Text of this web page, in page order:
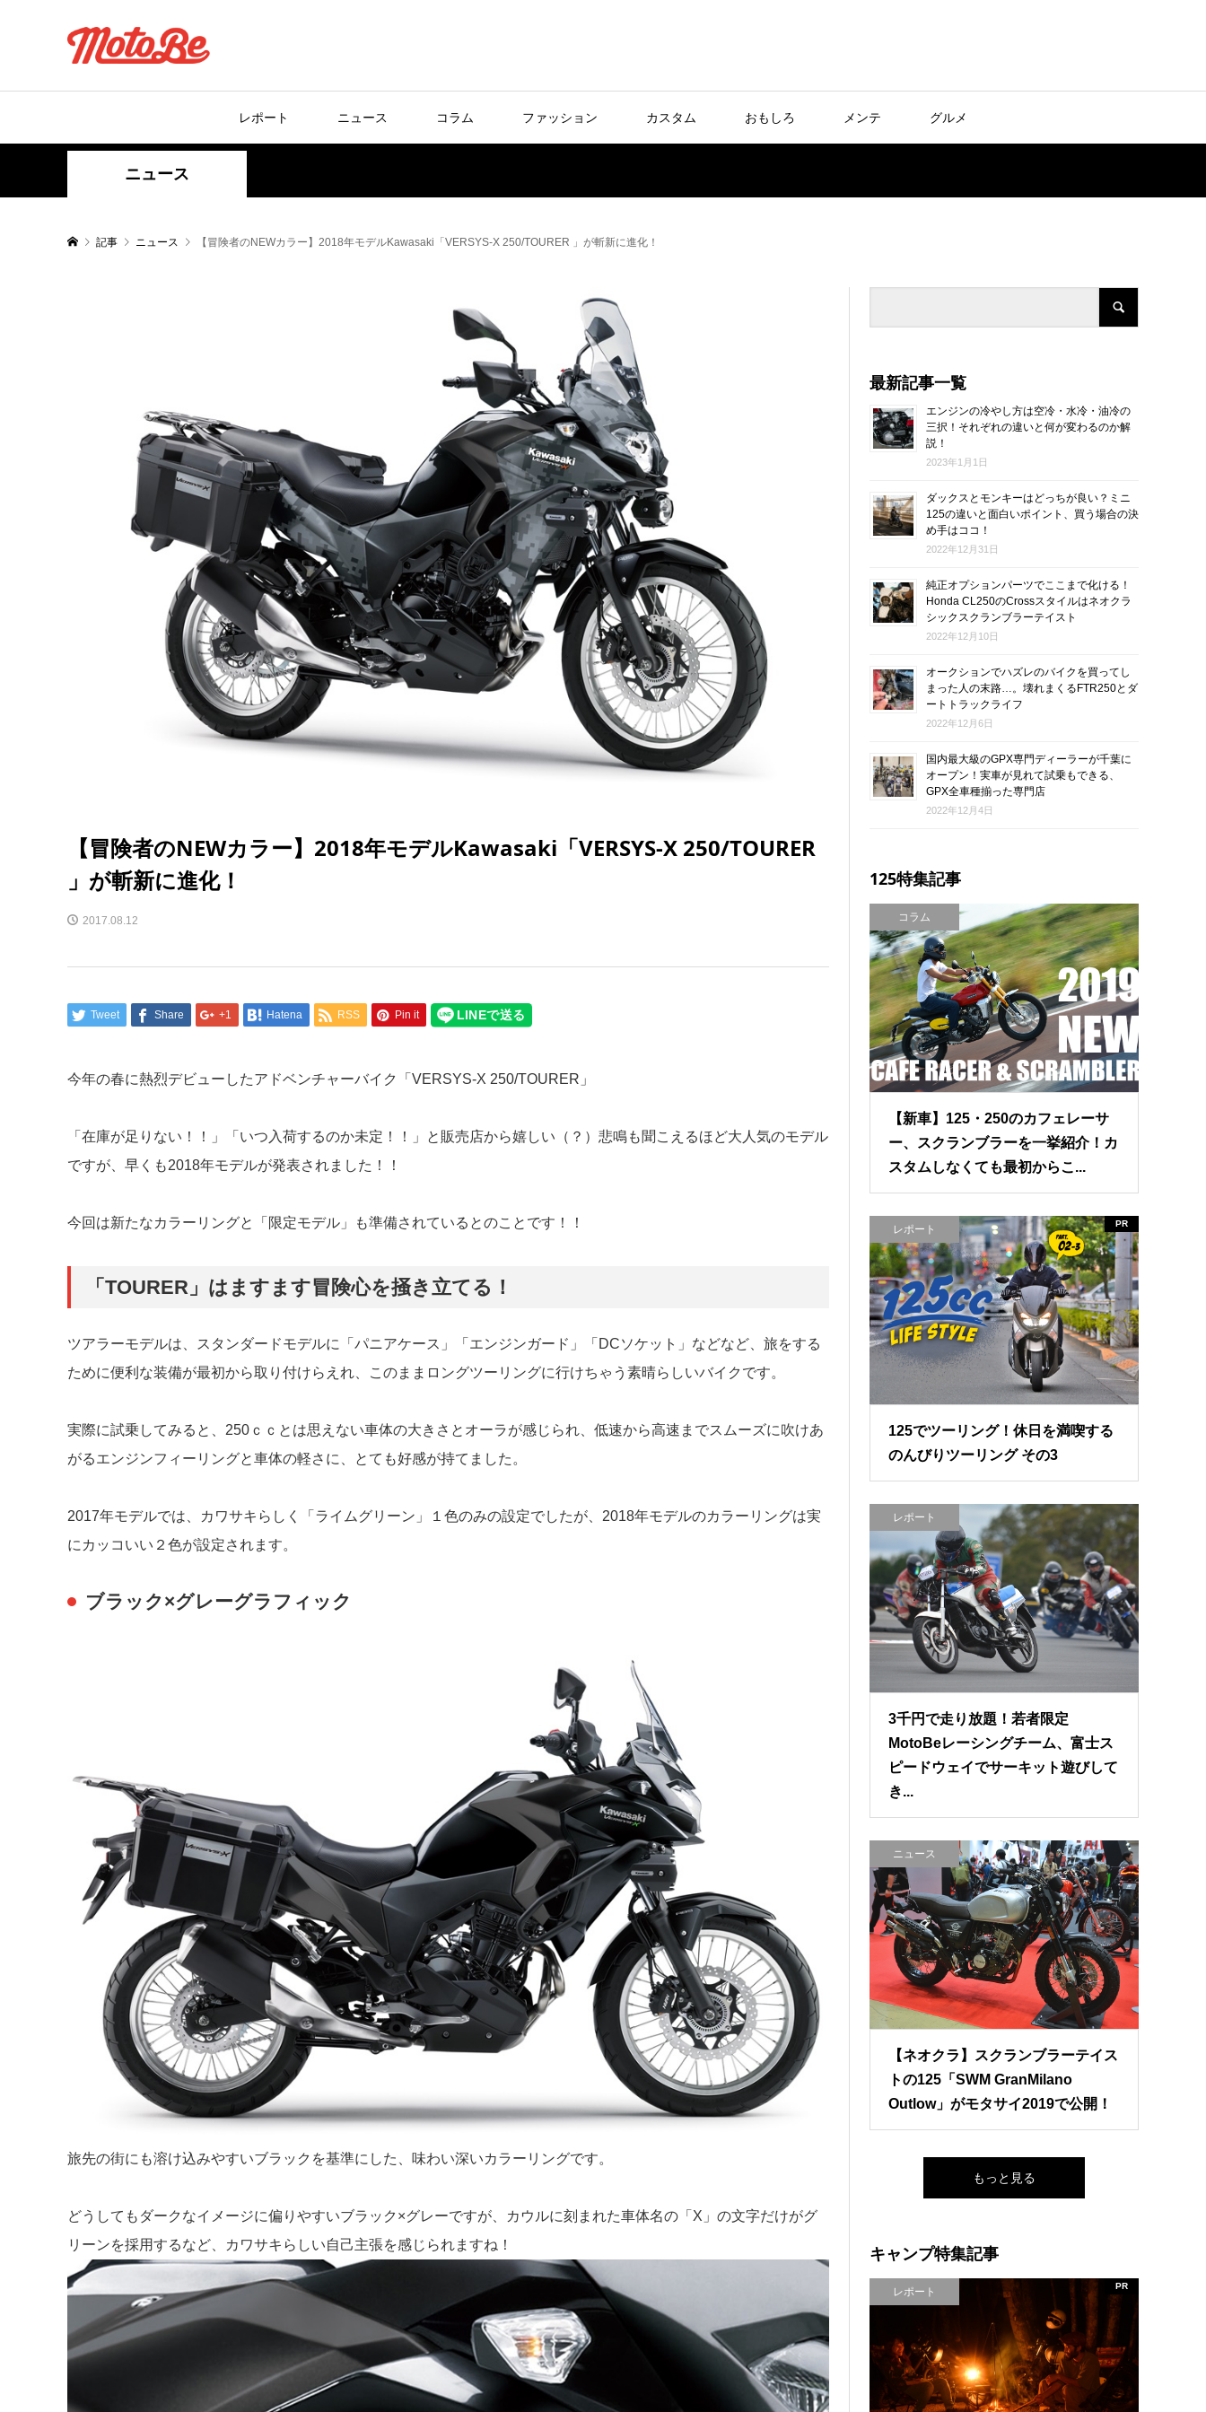
レポート ニュース コラム ファッション カスタム おもしろ メンテ グルメ
ニュース
記事 ニュース 【冒険者のNEWカラー】2018年モデルKawasaki「VERSYS-X 250/TOURER 」が斬新に進化！
【冒険者のNEWカラー】2018年モデルKawasaki「VERSYS-X 250/TOURER
」が斬新に進化！
2017.08.12
Tweet Share +1 Hatena RSS Pin it
今年の春に熱烈デビューしたアドベンチャーバイク「VERSYS-X 250/TOURER」
「在庫が足りない！！」「いつ入荷するのか未定！！」と販売店から嬉しい（？）悲鳴も聞こえるほど大人気のモデル
ですが、早くも2018年モデルが発表されました！！
今回は新たなカラーリングと「限定モデル」も準備されているとのことです！！
「TOURER」はますます冒険心を掻き立てる！
ツアラーモデルは、スタンダードモデルに「パニアケース」「エンジンガード」「DCソケット」などなど、旅をする
ために便利な装備が最初から取り付けらえれ、このままロングツーリングに行けちゃう素晴らしいバイクです。
実際に試乗してみると、250ｃｃとは思えない車体の大きさとオーラが感じられ、低速から高速までスムーズに吹けあ
がるエンジンフィーリングと車体の軽さに、とても好感が持てました。
2017年モデルでは、カワサキらしく「ライムグリーン」１色のみの設定でしたが、2018年モデルのカラーリングは実
にカッコいい２色が設定されます。
ブラック×グレーグラフィック
旅先の街にも溶け込みやすいブラックを基準にした、味わい深いカラーリングです。
どうしてもダークなイメージに偏りやすいブラック×グレーですが、カウルに刻まれた車体名の「X」の文字だけがグ
リーンを採用するなど、カワサキらしい自己主張を感じられますね！
最新記事一覧
エンジンの冷やし方は空冷・水冷・油冷の
三択！それぞれの違いと何が変わるのか解
説！
2023年1月1日
ダックスとモンキーはどっちが良い？ミニ
125の違いと面白いポイント、買う場合の決
め手はココ！
2022年12月31日
純正オプションパーツでここまで化ける！
Honda CL250のCrossスタイルはネオクラ
シックスクランブラーテイスト
2022年12月10日
オークションでハズレのバイクを買ってし
まった人の末路…。壊れまくるFTR250とダ
ートトラックライフ
2022年12月6日
国内最大級のGPX専門ディーラーが千葉に
オープン！実車が見れて試乗もできる、
GPX全車種揃った専門店
2022年12月4日
125特集記事
コラム
【新車】125・250のカフェレーサ
ー、スクランブラーを一挙紹介！カ
スタムしなくても最初からこ...
レポート PR
125でツーリング！休日を満喫する
のんびりツーリング その3
レポート
3千円で走り放題！若者限定
MotoBeレーシングチーム、富士ス
ピードウェイでサーキット遊びして
き...
ニュース
【ネオクラ】スクランブラーテイス
トの125「SWM GranMilano
Outlow」がモタサイ2019で公開！
もっと見る
キャンプ特集記事
レポート PR